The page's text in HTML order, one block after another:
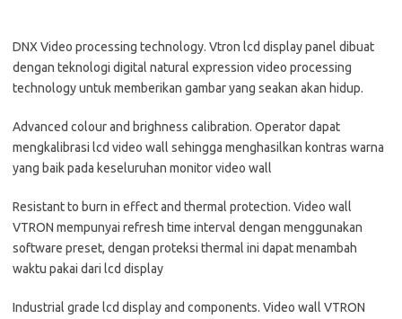
DNX Video processing technology. Vtron lcd display panel dibuat
dengan teknologi digital natural expression video processing
technology untuk memberikan gambar yang seakan akan hidup.
Advanced colour and brighness calibration. Operator dapat
mengkalibrasi lcd video wall sehingga menghasilkan kontras warna
yang baik pada keseluruhan monitor video wall
Resistant to burn in effect and thermal protection. Video wall
VTRON mempunyai refresh time interval dengan menggunakan
software preset, dengan proteksi thermal ini dapat menambah
waktu pakai dari lcd display
Industrial grade lcd display and components. Video wall VTRON